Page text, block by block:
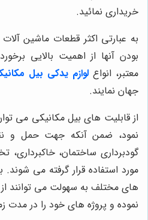
خریداری نمائید.
به عبارتی اکثر قطعات ماشین
بودن آنها از اهمیت بالایی
معتبر، انواع لوازم یدکی بیل
جهان نمایند.
از قابلیت های بیل مکانیکی می
نمود، ضمن آنکه جهت حمل و
گودبرداری ساختمان،
مورد استفاده قرار گرفته می
های مختلف به سهولت می توانند از
نموده و پروژه های خود را در مدت